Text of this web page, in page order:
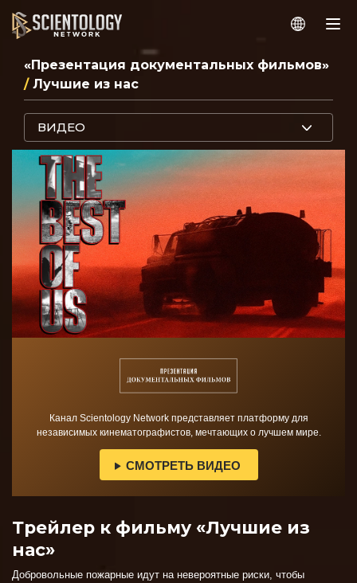
«Презентация документальных фильмов»
/ Лучшие из нас
ВИДЕО
Канал Scientology Network представляет платформу для
независимых кинематографистов, мечтающих о лучшем мире.
СМОТРЕТЬ ВИДЕО
Трейлер к фильму «Лучшие из
нас»
Добровольные пожарные идут на невероятные риски, чтобы